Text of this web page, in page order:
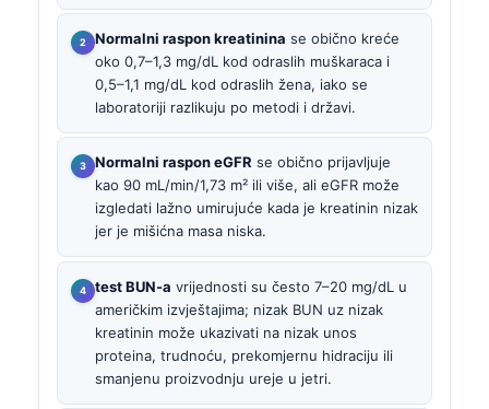
Normalni raspon kreatinina se obično kreće
oko 0,7–1,3 mg/dL kod odraslih muškaraca i
0,5–1,1 mg/dL kod odraslih žena, iako se
laboratoriji razlikuju po metodi i državi.
Normalni raspon eGFR se obično prijavljuje
kao 90 mL/min/1,73 m² ili više, ali eGFR može
izgledati lažno umirujuće kada je kreatinin nizak
jer je mišićna masa niska.
test BUN-a vrijednosti su često 7–20 mg/dL u
američkim izvještajima; nizak BUN uz nizak
kreatinin može ukazivati na nizak unos
proteina, trudnoću, prekomjernu hidraciju ili
smanjenu proizvodnju ureje u jetri.